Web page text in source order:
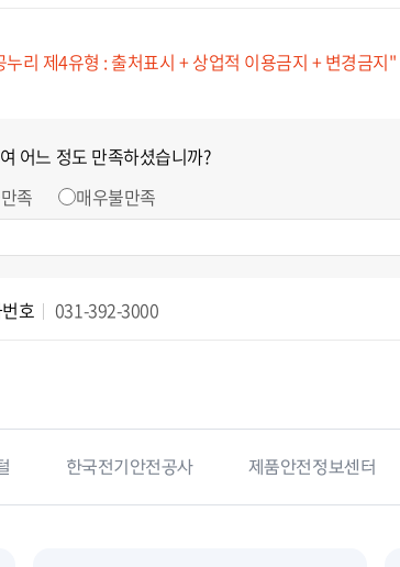
누리 제4유형 : 출처표시 + 상업적 이용금지 + 변경금지"
어느 정도 만족하셨습니까?
족 매우불만족
호 031-392-3000
제품안전정보센터 소상공인포털